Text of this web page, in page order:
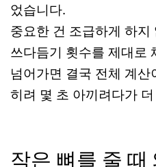
었습니다.
중요한 건 조급하게 하지
쓰다듬기 횟수를 제대로
넘어가면 결국 전체 계
히려 몇 초 아끼려다가
작은 뼈를 줄 때